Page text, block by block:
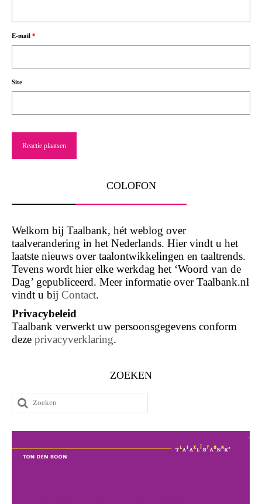
E-mail *
Site
COLOFON
Welkom bij Taalbank, hét weblog over
taalverandering in het Nederlands. Hier vindt u het
laatste nieuws over taalontwikkelingen en taaltrends.
Tevens wordt hier elke werkdag het ‘Woord van de
Dag’ gepubliceerd. Meer informatie over Taalbank.nl
vindt u bij Contact.
Privacybeleid
Taalbank verwerkt uw persoonsgegevens conform
deze privacyverklaring.
ZOEKEN
Zoeken
naar: